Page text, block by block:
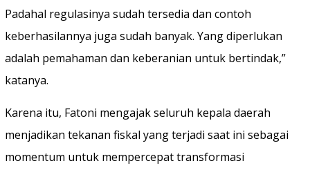
Padahal regulasinya sudah tersedia dan contoh
keberhasilannya juga sudah banyak. Yang diperlukan
adalah pemahaman dan keberanian untuk bertindak,”
katanya.
Karena itu, Fatoni mengajak seluruh kepala daerah
menjadikan tekanan fiskal yang terjadi saat ini sebagai
momentum untuk mempercepat transformasi